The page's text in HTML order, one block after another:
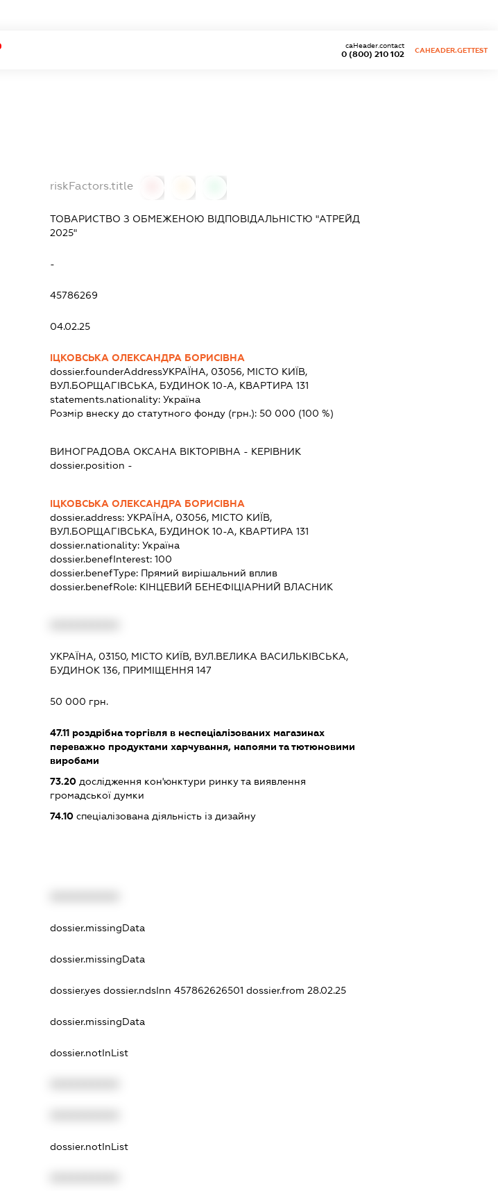
0 (800) 210 102
caHeader.contact
CAHEADER.GETTEST
riskFactors.title
ТОВАРИСТВО З ОБМЕЖЕНОЮ ВІДПОВІДАЛЬНІСТЮ "АТРЕЙД
2025"
-
45786269
04.02.25
ІЦКОВСЬКА ОЛЕКСАНДРА БОРИСІВНА
dossier.founderAddressУКРАЇНА, 03056, МІСТО КИЇВ,
ВУЛ.БОРЩАГІВСЬКА, БУДИНОК 10-А, КВАРТИРА 131
statements.nationality: Україна
Розмір внеску до статутного фонду (грн.): 50 000 (100 %)
ВИНОГРАДОВА ОКСАНА ВІКТОРІВНА - КЕРІВНИК
dossier.position -
ІЦКОВСЬКА ОЛЕКСАНДРА БОРИСІВНА
dossier.address: УКРАЇНА, 03056, МІСТО КИЇВ,
ВУЛ.БОРЩАГІВСЬКА, БУДИНОК 10-А, КВАРТИРА 131
dossier.nationality: Україна
dossier.benefInterest: 100
dossier.benefType: Прямий вирішальний вплив
dossier.benefRole: КІНЦЕВИЙ БЕНЕФІЦІАРНИЙ ВЛАСНИК
УКРАЇНА, 03150, МІСТО КИЇВ, ВУЛ.ВЕЛИКА ВАСИЛЬКІВСЬКА,
БУДИНОК 136, ПРИМІЩЕННЯ 147
50 000 грн.
47.11роздрібна торгівля в неспеціалізованих магазинах
переважно продуктами харчування, напоями та тютюновими
виробами
73.20дослідження кон'юнктури ринку та виявлення
громадської думки
74.10спеціалізована діяльність із дизайну
dossier.missingData
dossier.missingData
dossier.yes dossier.ndsInn 457862626501 dossier.from 28.02.25
dossier.missingData
dossier.notInList
dossier.notInList